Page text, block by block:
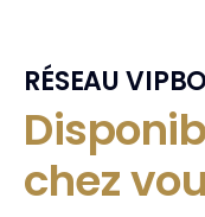
RÉSEAU
chez